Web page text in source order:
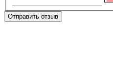
Отправить отзыв